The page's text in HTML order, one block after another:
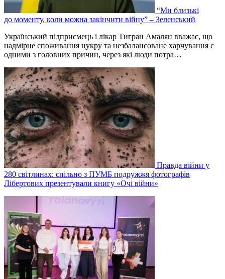
“Ми близькі
до моменту, коли можна закінчити війну” – Зеленський
Український підприємець і лікар Тигран Амалян вважає, що
надмірне споживання цукру та незбалансоване харчування є
одними з головних причин, через які люди потра…
Правда війни у
280 світлинах: спільно з ПУМБ подружжя фотографів
Лібертових презентували книгу «Очі війни»